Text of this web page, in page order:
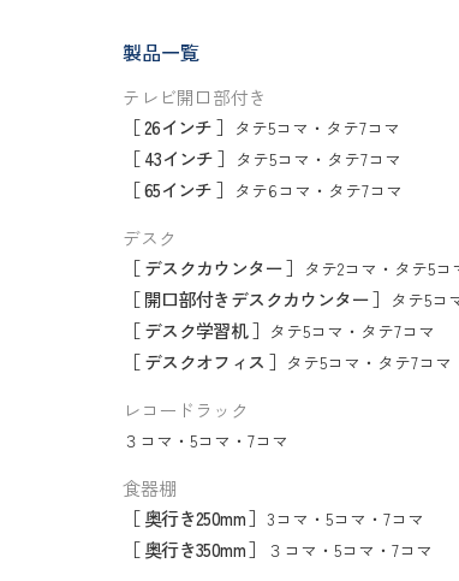
製品一覧
テレビ開口部付き
［ 26インチ ］ タテ5コマ ・ タテ7コマ
［ 43インチ ］ タテ5コマ ・ タテ7コマ
［ 65インチ ］ タテ6コマ ・ タテ7コマ
デスク
［ デスクカウンター ］ タテ2コマ ・ タテ5コ
［ 開口部付きデスクカウンター ］ タテ5コ
［ デスク学習机 ］ タテ5コマ ・ タテ7コマ
［ デスクオフィス ］ タテ5コマ ・ タテ7コマ
レコードラック
３コマ ・ 5コマ ・ 7コマ
食器棚
［ 奥行き250mm ］ 3コマ ・ 5コマ ・ 7コマ
［ 奥行き350mm ］ ３コマ ・ 5コマ ・ 7コマ